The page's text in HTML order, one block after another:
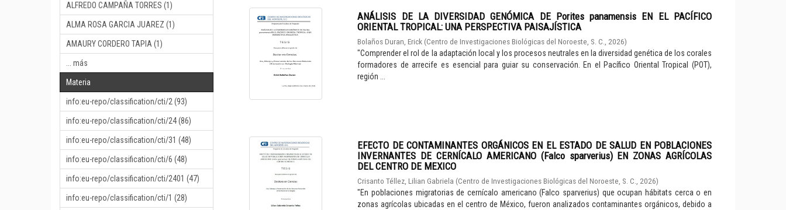
ALFREDO CAMPAÑA TORRES (1)
ALMA ROSA GARCIA JUAREZ (1)
AMAURY CORDERO TAPIA (1)
... más
Materia
info:eu-repo/classification/cti/2 (93)
info:eu-repo/classification/cti/24 (86)
info:eu-repo/classification/cti/31 (48)
info:eu-repo/classification/cti/6 (48)
info:eu-repo/classification/cti/2401 (47)
info:eu-repo/classification/cti/1 (28)
ANÁLISIS DE LA DIVERSIDAD GENÓMICA DE Porites panamensis EN EL PACÍFICO
ORIENTAL TROPICAL: UNA PERSPECTIVA PAISAJÍSTICA
Bolaños Duran, Erick (Centro de Investigaciones Biológicas del Noroeste, S. C., 2026)
"Comprender el rol de la adaptación local y los procesos neutrales en la diversidad genética de los corales
formadores de arrecife es esencial para guiar su conservación. En el Pacífico Oriental Tropical (POT),
región ...
EFECTO DE CONTAMINANTES ORGÁNICOS EN EL ESTADO DE SALUD EN POBLACIONES
INVERNANTES DE CERNÍCALO AMERICANO (Falco sparverius) EN ZONAS AGRÍCOLAS
DEL CENTRO DE MEXICO
Crisanto Téllez, Lilian Gabriela (Centro de Investigaciones Biológicas del Noroeste, S. C., 2026)
"En poblaciones migratorias de cernícalo americano (Falco sparverius) que ocupan hábitats cerca o en
zonas agrícolas ubicadas en el centro de México, fueron analizados contaminantes orgánicos, debido a